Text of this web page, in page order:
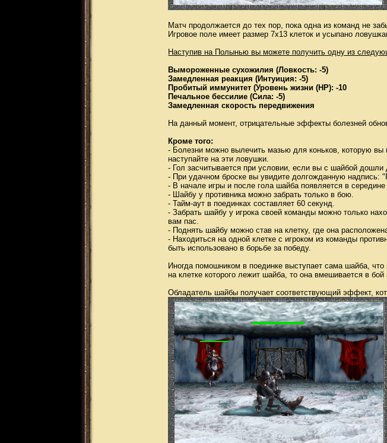
Матч продолжается до тех пор, пока одна из команд не
Игровое поле имеет размер 7х13 клеток и усыпано
Наступив на Полынью вы можете получить одну из
Вымороженные сухожилия (Ловкость: -5)
Замедленная реакция (Интуиция: -5)
Пробитый иммунитет (Уровень жизни (НР): -10
Печальное бессилие (Сила: -5)
Замедленная скорость передвижения
На данный момент, отрицательные эффекты болезней
Кроме того:
- Болезни можно вылечить мазью для коньков, которую вы
наступайте на эти ловушки.
- Гол засчитывается при условии, если вы с шайбой дошли
- При удачном броске вы увидите долгожданную надпись:
- В начале игры и после гола шайба появляется в середине
- Шайбу у противника можно забрать только в бою.
- Тайм-аут в поединках составляет 60 секунд.
- Забрать шайбу у игрока своей команды можно только
вам пас.
- Поднять шайбу можно став на клетку, где она
- Находиться на одной клетке с игроком из команды
быть использовано в борьбе за победу.
Иногда помошником в поединке выступает сама шайба,
на клетке которого лежит шайба, то она вмешивается в бой
Обладатель шайбы получает соответствующий эффект,